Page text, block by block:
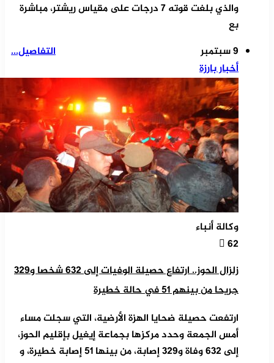
والذي بلغت قوته 7 درجات على مقياس ريشتر، مباشرة
بع
التفاصيل...
9 سبتمبر
أخبار بارزة
وكالة أنباء
62
زلزال الحوز.. ارتفاع حصيلة الوفيات إلى 632 شخصا و329
جريحا من بينهم 51 في حالة خطيرة
ارتفعت حصيلة ضحايا الهزة الأرضية، التي سجلت مساء
أمس الجمعة وحدد مركزها بجماعة إيغيل بإقليم الحوز،
إلى 632 وفاة و329 إصابة، من بينها 51 إصابة خطيرة، و